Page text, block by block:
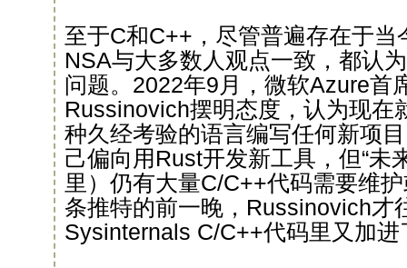
至于C和C++，尽管普遍存在于当
NSA与大多数人观点一致，都认
问题。2022年9月，微软Azure首
Russinovich摆明态度，认为现在
种久经考验的语言编写任何新项
己偏向用Rust开发新工具，但“未
里）仍有大量C/C++代码需要维
条推特的前一晚，Russinovich才
Sysinternals C/C++代码里又加进